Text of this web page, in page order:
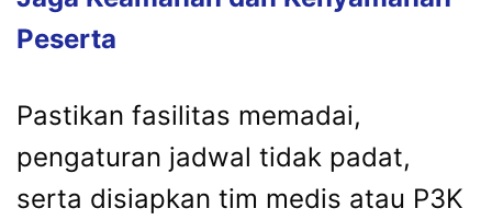
Peserta
Pastikan fasilitas memadai,
pengaturan jadwal tidak padat,
serta disiapkan tim medis atau P3K